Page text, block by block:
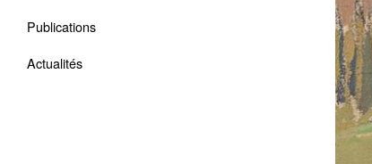
Publications
Actualités